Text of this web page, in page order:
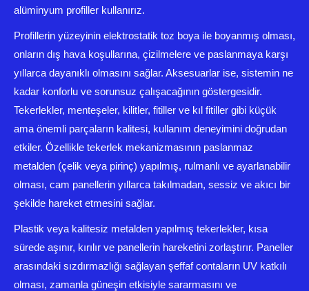
alüminyum profiller kullanırız.
Profillerin yüzeyinin elektrostatik toz boya ile boyanmış olması,
onların dış hava koşullarına, çizilmelere ve paslanmaya karşı
yıllarca dayanıklı olmasını sağlar. Aksesuarlar ise, sistemin ne
kadar konforlu ve sorunsuz çalışacağının göstergesidir.
Tekerlekler, menteşeler, kilitler, fitiller ve kıl fitiller gibi küçük
ama önemli parçaların kalitesi, kullanım deneyimini doğrudan
etkiler. Özellikle tekerlek mekanizmasının paslanmaz
metalden (çelik veya pirinç) yapılmış, rulmanlı ve ayarlanabilir
olması, cam panellerin yıllarca takılmadan, sessiz ve akıcı bir
şekilde hareket etmesini sağlar.
Plastik veya kalitesiz metalden yapılmış tekerlekler, kısa
sürede aşınır, kırılır ve panellerin hareketini zorlaştırır. Paneller
arasındaki sızdırmazlığı sağlayan şeffaf contaların UV katkılı
olması, zamanla güneşin etkisiyle sararmasını ve